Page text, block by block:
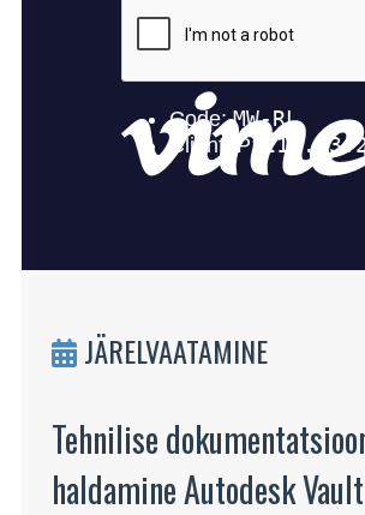
JÄRELVAATAMINE
Tehnilise
haldamine Autodesk